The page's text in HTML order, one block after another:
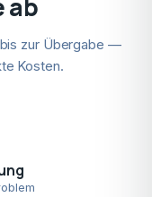
ab
zur Übergabe —
Kosten.